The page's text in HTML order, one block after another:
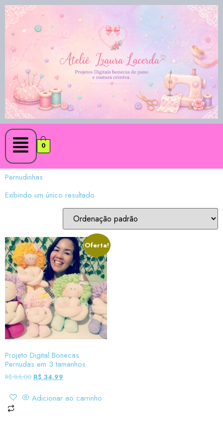
0
Pernudinhas
Exibindo um único resultado
Oferta!
Projeto Digital Bonecas
Pernudas em 3 tamanhos
R$85,00 R$ 34,99
Adicionar ao carrinho